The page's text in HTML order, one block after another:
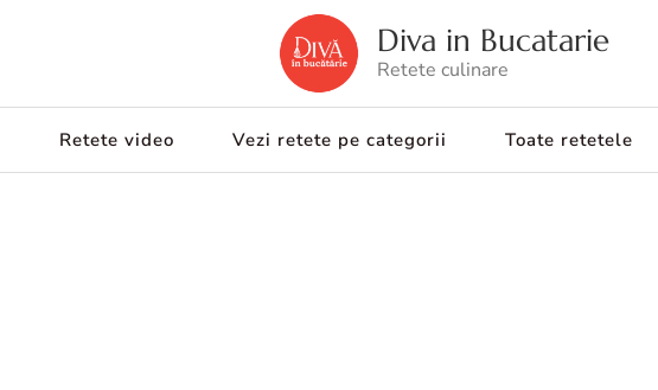
Diva in Bucatarie
Retete culinare
Retete video Vezi retete pe categorii Toate retetele